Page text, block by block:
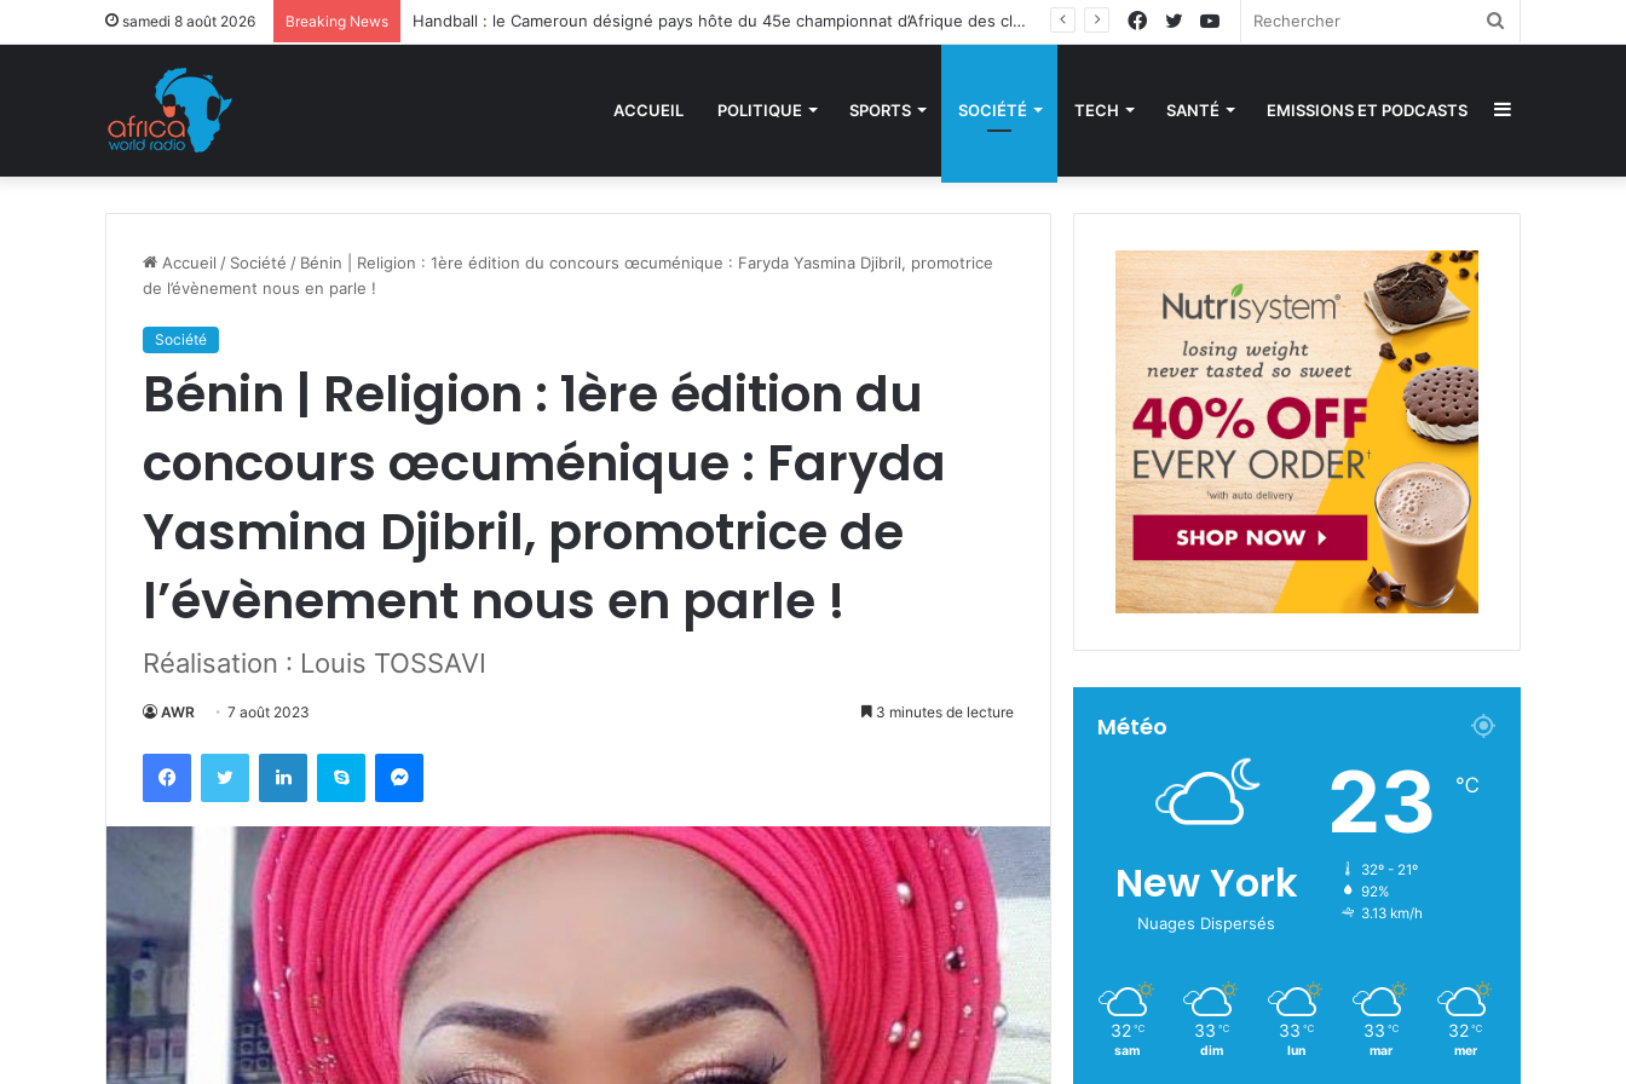
samedi 8 août 2026 Breaking News Après la levée des sanctions de la CEDEAO : Le Bénin tend la main au Niger YouTube
Twitter
Facebook
ACCUEIL POLITIQUE SPORTS SOCIÉTÉ TECH SANTÉ EMISSIONS ET PODCASTS
Accueil / Société / Bénin | Religion : 1ère édition du concours œcuménique : Faryda Yasmina Djibril, promotrice
de l’évènement nous en parle !
Société
Bénin | Religion : 1ère édition du
concours œcuménique : Faryda
Yasmina Djibril, promotrice de
l’évènement nous en parle !
Réalisation : Louis TOSSAVI
AWR 7 août 2023 3 minutes de lecture Météo
New York
Nuages Dispersés
23 ℃
32º - 21º
92%
3.13 km/h
32 ℃
sam
33 ℃
dim
33 ℃
lun
33 ℃
mar
32 ℃
mer